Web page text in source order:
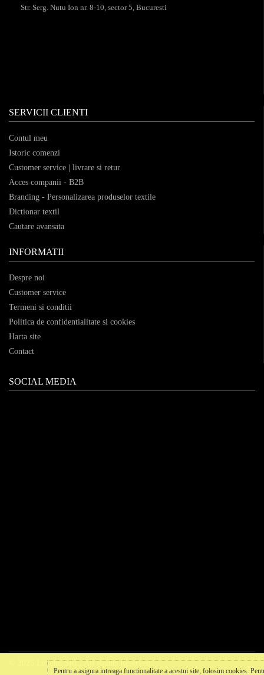
Str. Serg. Nutu Ion nr. 8-10, sector 5, Bucuresti
SERVICII CLIENTI
Contul meu
Istoric comenzi
Customer service | livrare si retur
Acces companii - B2B
Branding - Personalizarea produselor textile
Dictionar textil
Cautare avansata
INFORMATII
Despre noi
Customer service
Termeni si conditii
Politica de confidentialitate si cookies
Harta site
Contact
SOCIAL MEDIA
© 2025 Lexonn SRL. All Rights Reserved.
Pentru a asigura intreaga functionalitate a acestui site, folosim cookies.